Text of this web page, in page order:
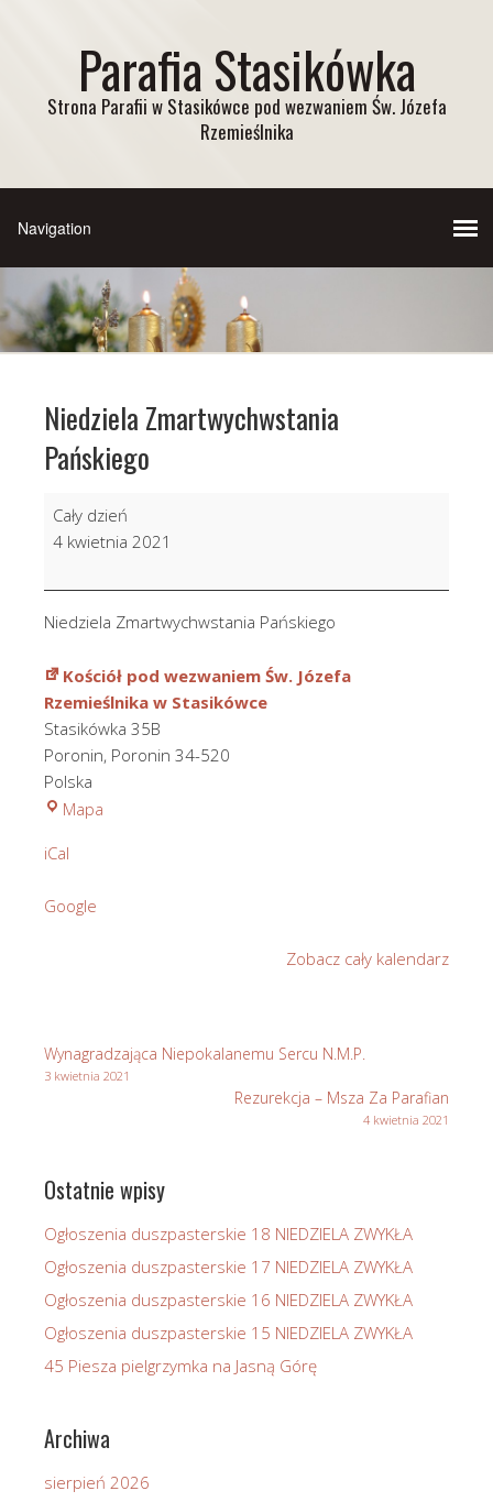
Parafia Stasikówka
Strona Parafii w Stasikówce pod wezwaniem Św. Józefa
Rzemieślnika
Niedziela Zmartwychwstania
Pańskiego
Niedziela
Zmartwychwstania
Cały dzień
4 kwietnia 2021
Niedziela Zmartwychwstania Pańskiego
Kościół pod wezwaniem Św. Józefa
Rzemieślnika w Stasikówce
Stasikówka 35B
Poronin, Poronin 34-520
Polska
Mapa
iCal
Google
Zobacz cały kalendarz
Wynagradzająca Niepokalanemu Sercu N.M.P.
3 kwietnia 2021
Rezurekcja – Msza Za Parafian
4 kwietnia 2021
Ostatnie wpisy
Ogłoszenia duszpasterskie 18 NIEDZIELA ZWYKŁA
Ogłoszenia duszpasterskie 17 NIEDZIELA ZWYKŁA
Ogłoszenia duszpasterskie 16 NIEDZIELA ZWYKŁA
Ogłoszenia duszpasterskie 15 NIEDZIELA ZWYKŁA
45 Piesza pielgrzymka na Jasną Górę
Archiwa
sierpień 2026